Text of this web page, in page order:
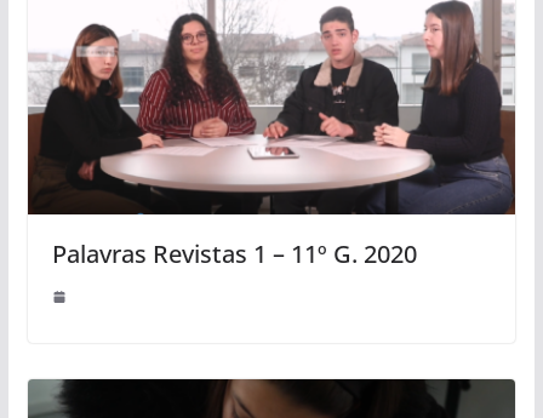
Palavras Revistas 1 – 11º G. 2020